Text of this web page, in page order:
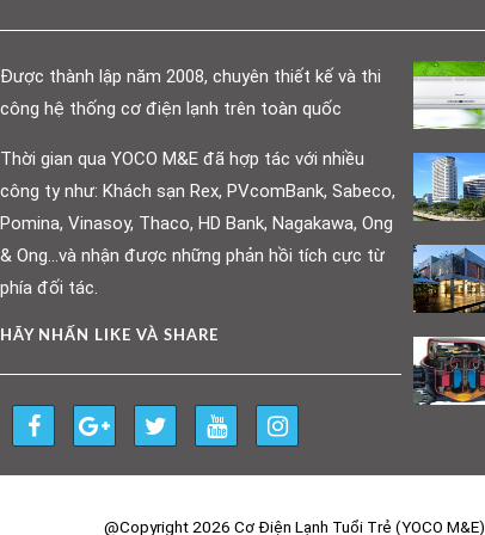
Được thành lập năm 2008, chuyên thiết kế và thi
công hệ thống cơ điện lạnh trên toàn quốc
Thời gian qua YOCO M&E đã hợp tác với nhiều
công ty như: Khách sạn Rex, PVcomBank, Sabeco,
Pomina, Vinasoy, Thaco, HD Bank, Nagakawa, Ong
& Ong…và nhận được những phản hồi tích cực từ
phía đối tác.
HÃY NHẤN LIKE VÀ SHARE
@Copyright 2026 Cơ Điện Lạnh Tuổi Trẻ (YOCO M&E)